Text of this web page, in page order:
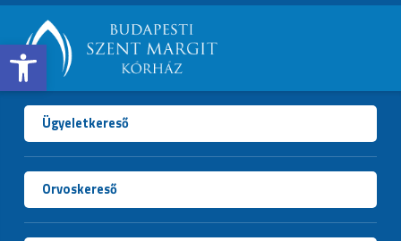
Open toolbar
BUDAPESTI
SZENT
MARGIT
KÓRHÁZ
Ügyeletkereső
Orvoskereső